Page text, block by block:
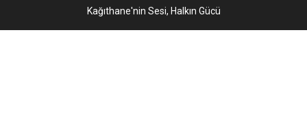
Kağıthane'nin Sesi, Halkın Gücü